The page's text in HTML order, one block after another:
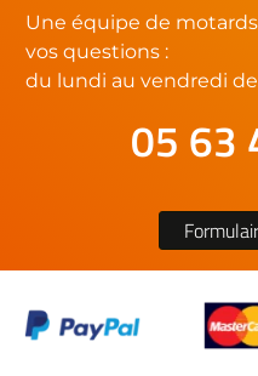
Une équipe de
vos questions :
du lundi au vendredi de
05 63